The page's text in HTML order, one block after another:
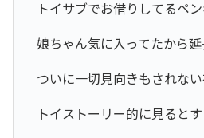
トイサブでお借りしてるペ
娘ちゃん気に入ってたから
ついに一切見向きもされない
トイストーリー的に見ると